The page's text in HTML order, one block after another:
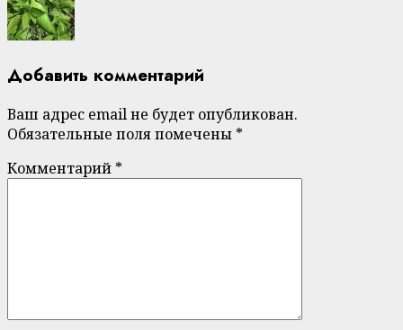
Добавить комментарий
Ваш адрес email не будет опубликован.
Обязательные поля помечены *
Комментарий *